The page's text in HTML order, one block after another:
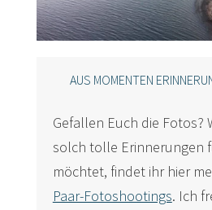
AUS MOMENTEN
Gefallen Euch die Fotos?
solch tolle Erinnerungen
möchtet, findet ihr hier
Paar-Fotoshootings. Ich